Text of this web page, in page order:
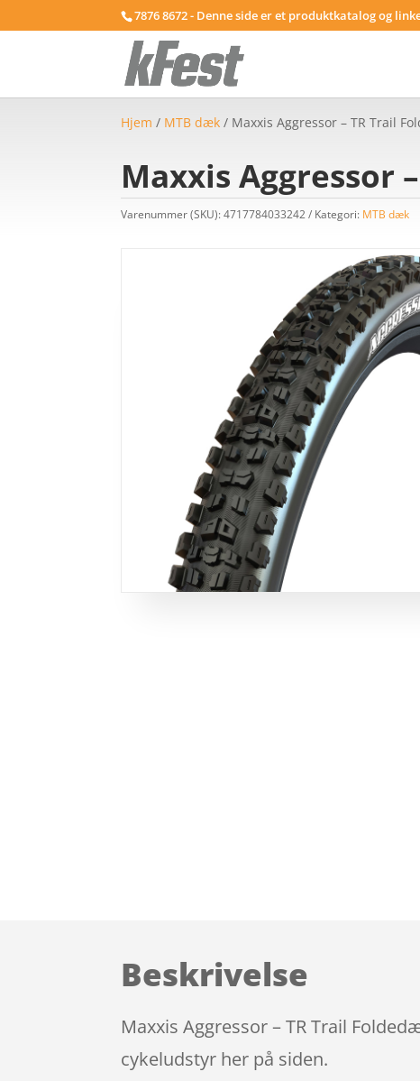
7876 8672 - Denne side er et produktkatalog og
Hjem / MTB dæk / Maxxis Aggressor – TR Trail
Maxxis Aggressor
Varenummer (SKU):4717784033242 Kategori: MTB dæk
Beskrivelse
Maxxis Aggressor – TR Trail
cykeludstyr her på siden.